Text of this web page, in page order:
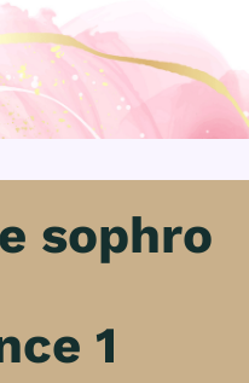
sophro
1